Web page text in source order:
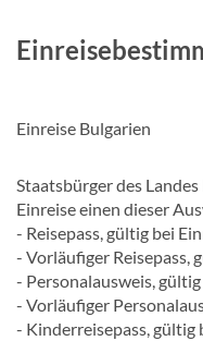
Einreise Bulgarien
Staatsbürger des
Einreise einen dieser
- Reisepass, gültig bei
- Vorläufiger Reisepass,
- Personalausweis,
- Vorläufiger
- Kinderreisepass, gültig